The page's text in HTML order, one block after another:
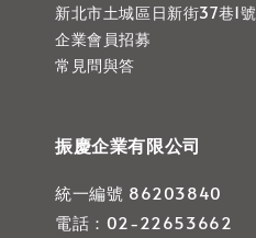
新北市土城區日新街37巷1號
企業會員招募
常見問與答
振慶企業有限公司
統一編號 86203840
電話：02-22653662